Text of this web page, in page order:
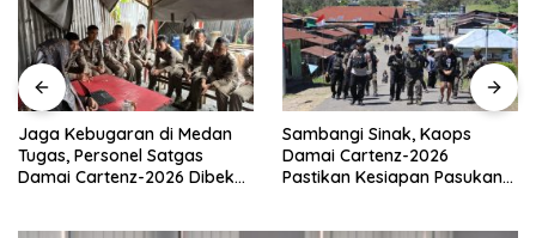
Jaga Kebugaran di Medan
Tugas, Personel Satgas
Damai Cartenz-2026 Dibekali
Sambangi Sinak, Kaops
Damai Cartenz-2026
Pastikan Kesiapan Pasukan